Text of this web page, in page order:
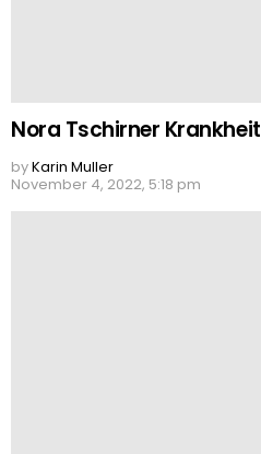
Nora Tschirner Krankheit
byKarin Muller
November 4, 2022, 5:18 pm